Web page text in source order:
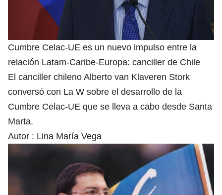
Cumbre Celac-UE es un nuevo impulso entre la
relación Latam-Caribe-Europa: canciller de Chile
El canciller chileno Alberto van Klaveren Stork
conversó con La W sobre el desarrollo de la
Cumbre Celac-UE que se lleva a cabo desde Santa
Marta.
Autor : Lina María Vega